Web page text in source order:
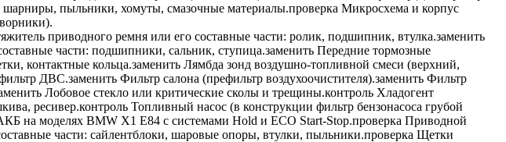
пыльники, хомуты, смазочные материалы.проверка Микросхема и корпус
приводного ремня или его составные части: ролик, подшипник, втулка.заменить
части: подшипники, сальник, ступица.заменить Передние тормозные
контактные кольца.заменить Лямбда зонд воздушно-топливной смеси (верхний,
ДВС.заменить Фильтр салона (префильтр воздухоочистителя).заменить Фильтр
Лобовое стекло или критические сколы и трещины.контроль Хладогент
ресивер.контроль Топливный насос (в конструкции фильтр бензонасоса грубой
на моделях BMW X1 E84 с системами Hold и ECO Start-Stop.проверка Приводной
части: сайлентблоки, шаровые опоры, втулки, пыльники.проверка Щетки